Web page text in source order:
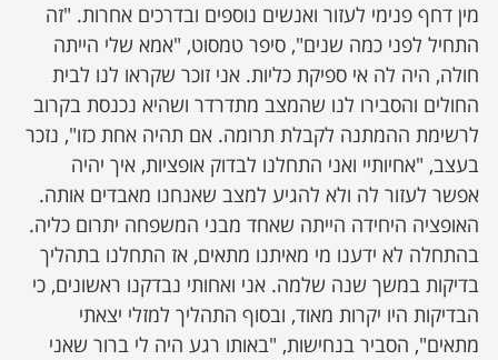
מין דחף פנימי לעזור ואנשים נוספים ובדרכים אחרות. "זה
התחיל לפני כמה שנים", סיפר טמסוט, "אמא שלי הייתה
חולה, היה לה אי ספיקת כליות. אני זוכר שקראו לנו לבית
החולים והסבירו לנו שהמצב מתדרדר ושהיא נכנסת בקרוב
לרשימת ההמתנה לקבלת תרומה. אם תהיה אחת כזו", נזכר
בעצב, "אחיותיי ואני התחלנו לבדוק אופציות, איך יהיה
אפשר לעזור לה ולא להגיע למצב שאנחנו מאבדים אותה.
האופציה היחידה הייתה שאחד מבני המשפחה יתרום כליה.
בהתחלה לא ידענו מי מאיתנו מתאים, אז התחלנו בתהליך
בדיקות במשך שנה שלמה. אני ואחותי נבדקנו ראשונים, כי
הבדיקות היו יקרות מאוד, ובסוף התהליך למזלי יצאתי
מתאים", הסביר בנחישות, "באותו רגע היה לי ברור שאני